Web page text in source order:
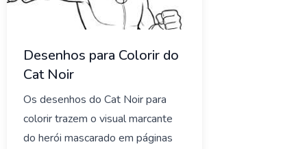
Desenhos para Colorir do
Cat Noir
Os desenhos do Cat Noir para
colorir trazem o visual marcante
do herói mascarado em páginas